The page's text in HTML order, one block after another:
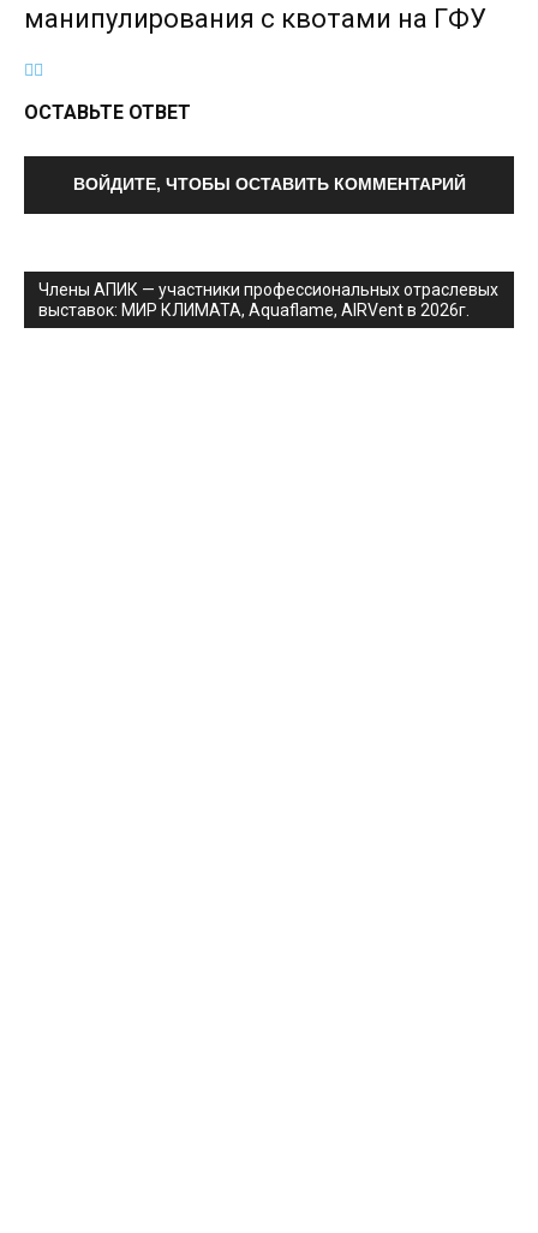
манипулирования с квотами на ГФУ
ОСТАВЬТЕ ОТВЕТ
ВОЙДИТЕ, ЧТОБЫ ОСТАВИТЬ КОММЕНТАРИЙ
Члены АПИК — участники профессиональных отраслевых
выставок: МИР КЛИМАТА, Aquaflame, AIRVent в 2026г.